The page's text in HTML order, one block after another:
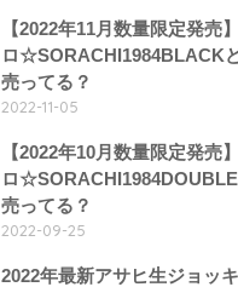
【2022年11月数量限定発売
ロ☆SORACHI1984BLACK
売ってる？
2022-11-05
【2022年10月数量限定発売
ロ
売ってる？
2022-09-25
2022年最新アサヒ生ジョッ